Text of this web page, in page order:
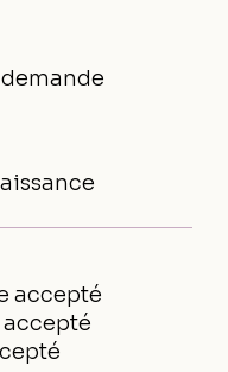
accepté